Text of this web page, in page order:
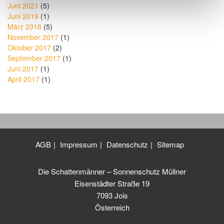
Juni 2021 (5)
Juni 2019 (1)
März 2018 (5)
November 2017 (1)
Oktober 2017 (2)
September 2017 (1)
Juni 2017 (1)
April 2017 (1)
AGB Impressum Datenschutz Sitemap
Die Schattenmänner – Sonnenschutz Müllner
Eisenstädter Straße 19
7093 Jois
Österreich